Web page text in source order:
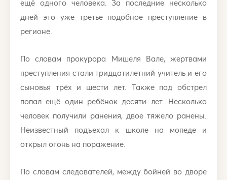
ещё одного человека. За последние несколько
дней это уже третье подобное преступление в
регионе.
По словам прокурора Мишеля Вале, жертвами
преступления стали тридцатилетний учитель и его
сыновья трёх и шести лет. Также под обстрел
попал ещё один ребёнок десяти лет. Несколько
человек получили ранения, двое тяжело ранены.
Неизвестный подъехал к школе на мопеде и
открыл огонь на поражение.
По словам следователей, между бойней во дворе